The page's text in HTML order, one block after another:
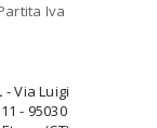
Iva
- Via Luigi
- 95030